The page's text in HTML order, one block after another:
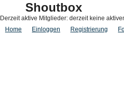
Shoutbox
Derzeit aktive Mitglieder: derzeit keine
Home
Einloggen Registrierung